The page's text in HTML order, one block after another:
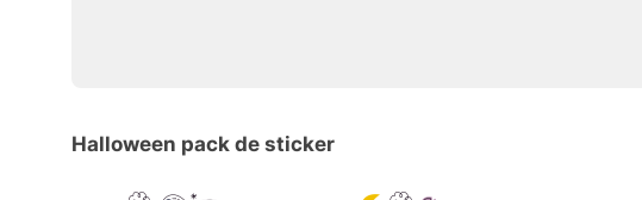
Halloween pack de sticker